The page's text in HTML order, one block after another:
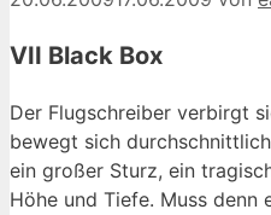
VII Black Box
Der Flugschreiber verbirgt
bewegt sich
ein großer Sturz, ein
Höhe und Tiefe. Muss